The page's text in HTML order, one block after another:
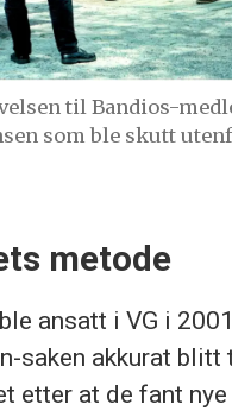
til Bandios-
som ble skutt
metode
ansatt i VG i
saken akkurat blitt
etter at de fant nye